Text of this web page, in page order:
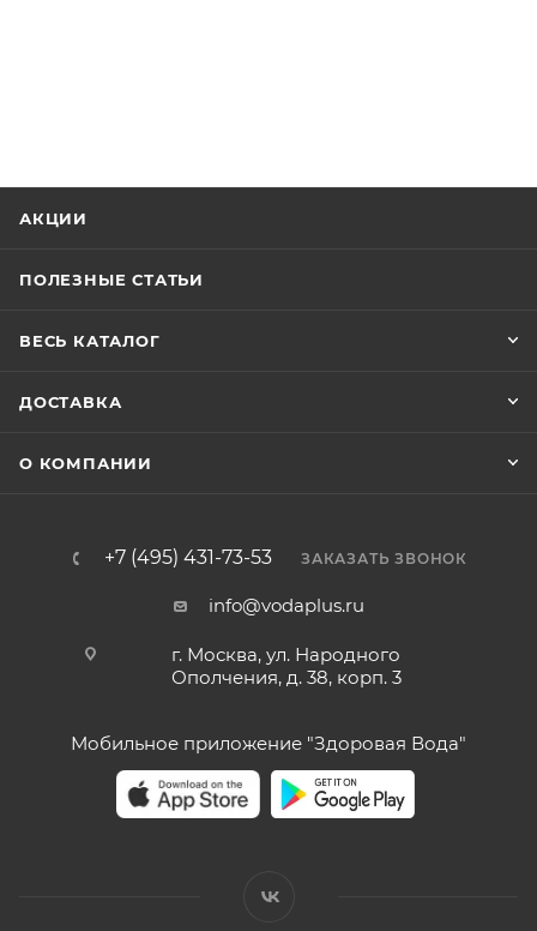
АКЦИИ
ПОЛЕЗНЫЕ СТАТЬИ
ВЕСЬ КАТАЛОГ
ДОСТАВКА
О КОМПАНИИ
+7 (495) 431-73-53 ЗАКАЗАТЬ ЗВОНОК
info@vodaplus.ru
г. Москва, ул. Народного
Ополчения, д. 38, корп. 3
Мобильное приложение "Здоровая Вода"